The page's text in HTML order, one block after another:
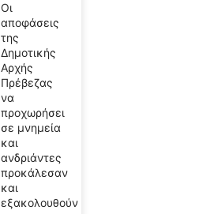
Οι
αποφάσεις
της
Δημοτικής
Αρχής
Πρέβεζας
να
προχωρήσει
σε μνημεία
και
ανδριάντες
προκάλεσαν
και
εξακολουθούν